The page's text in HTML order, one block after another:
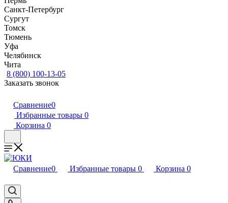
Санкт-Петербург
Сургут
Томск
Тюмень
Уфа
Челябинск
Чита
8 (800) 100-13-05
Заказать звонок
Сравнение0
Избранные товары 0
Корзина 0
Сравнение0 Избранные товары 0 Корзина 0